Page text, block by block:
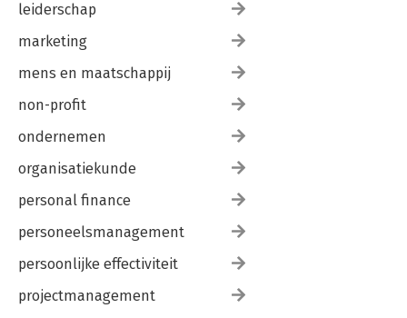
leiderschap
marketing
mens en maatschappij
non-profit
ondernemen
organisatiekunde
personal finance
personeelsmanagement
persoonlijke effectiviteit
projectmanagement